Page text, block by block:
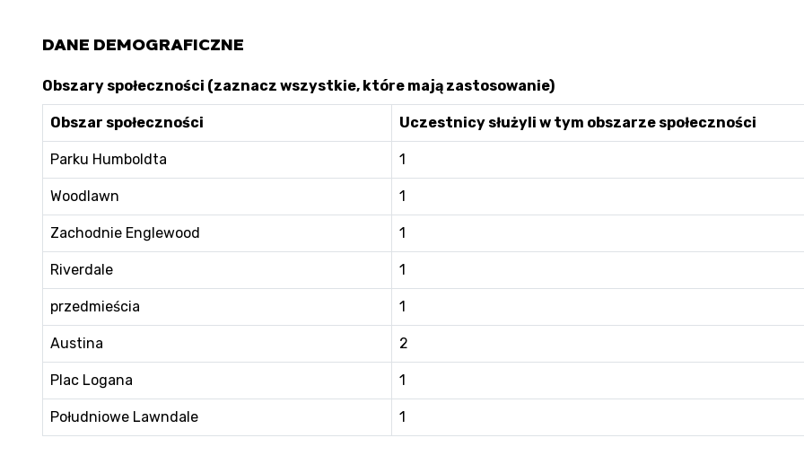
DANE DEMOGRAFICZNE
Obszary społeczności (zaznacz wszystkie, które mają zastosowanie)
Obszar społeczności Uczestnicy służyli w tym obszarze społeczności
Parku Humboldta 1
Woodlawn 1
Zachodnie Englewood 1
Riverdale 1
przedmieścia 1
Austina 2
Plac Logana 1
Południowe Lawndale 1